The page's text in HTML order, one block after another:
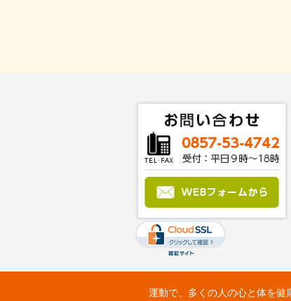
運動で、多くの人の心と体を健